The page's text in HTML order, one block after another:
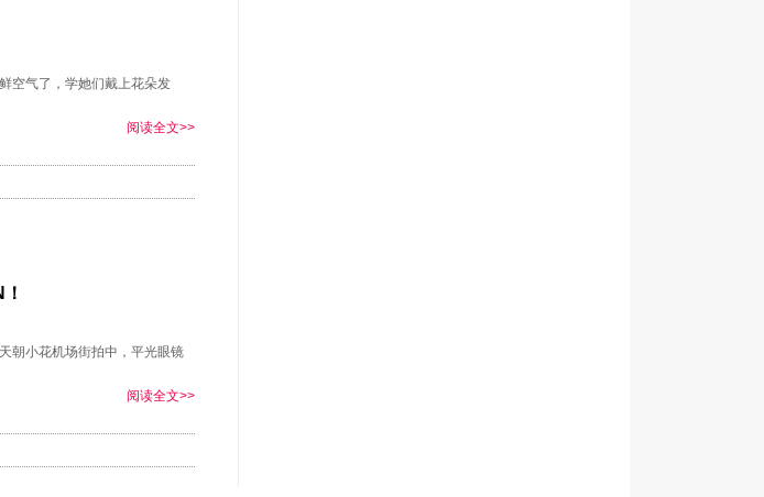
空气了，学她们戴上花朵发
阅读全文>>
朝小花机场街拍中，平光眼镜
阅读全文>>